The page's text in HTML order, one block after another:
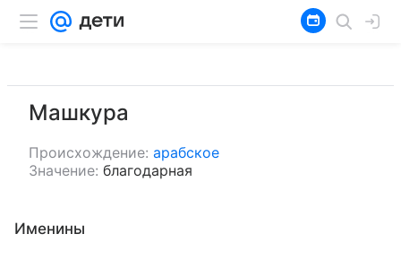
Машкура
Происхождение: арабское
Значение: благодарная
Именины